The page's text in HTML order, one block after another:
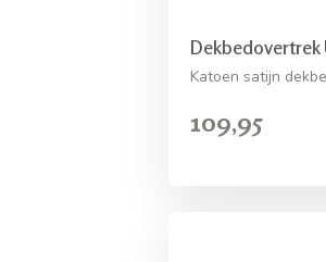
Dekbedovertrek
Katoen satijn
109,95